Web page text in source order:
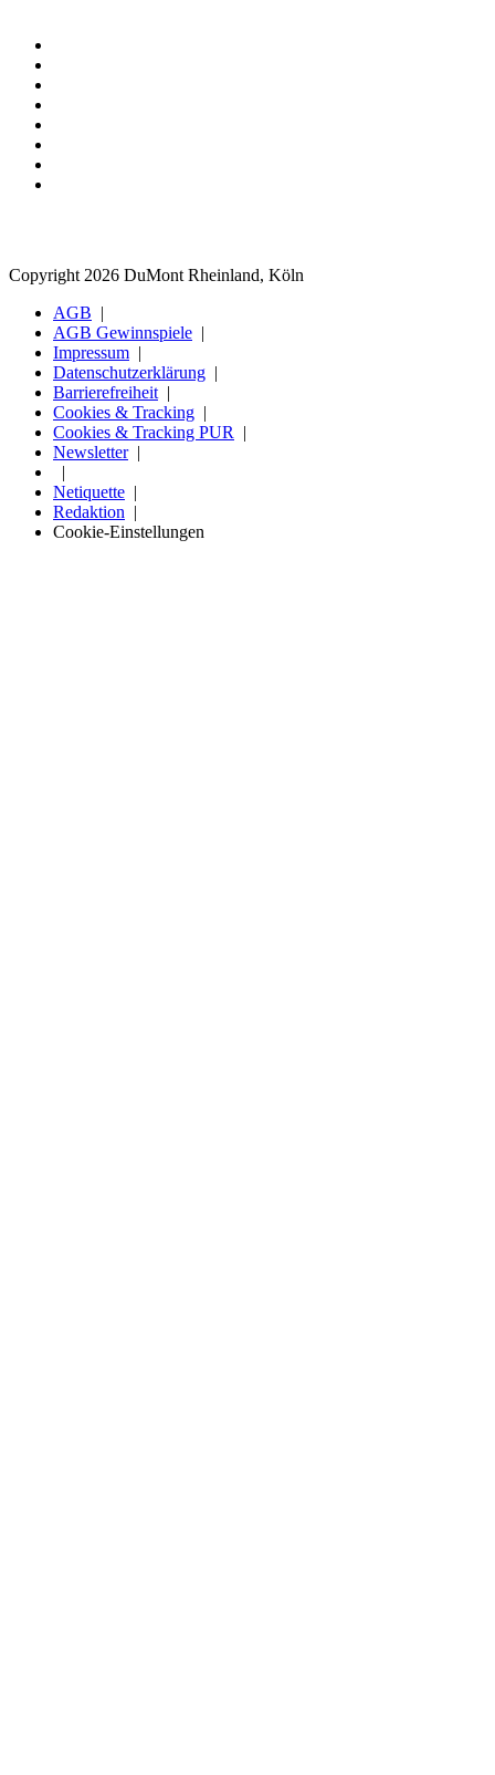
Copyright 2026 DuMont Rheinland, Köln
AGB
AGB Gewinnspiele
Impressum
Datenschutzerklärung
Barrierefreiheit
Cookies & Tracking
Cookies & Tracking PUR
Newsletter
Netiquette
Redaktion
Cookie-Einstellungen